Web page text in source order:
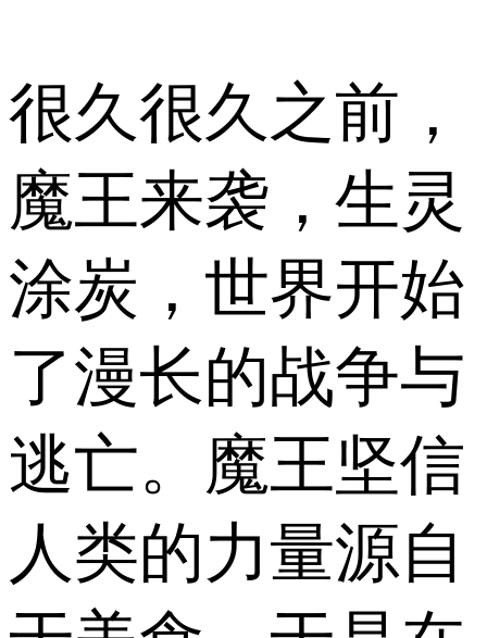
很久很久之前，
魔王来袭，生灵
涂炭，世界开始
了漫长的战争与
逃亡。魔王坚信
人类的力量源自